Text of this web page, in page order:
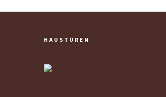
HAUSTÜREN